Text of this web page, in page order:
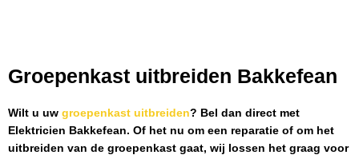
Groepenkast uitbreiden Bakkefean
Wilt u uw groepenkast uitbreiden? Bel dan direct met
Elektricien Bakkefean. Of het nu om een reparatie of om het
uitbreiden van de groepenkast gaat, wij lossen het graag voor